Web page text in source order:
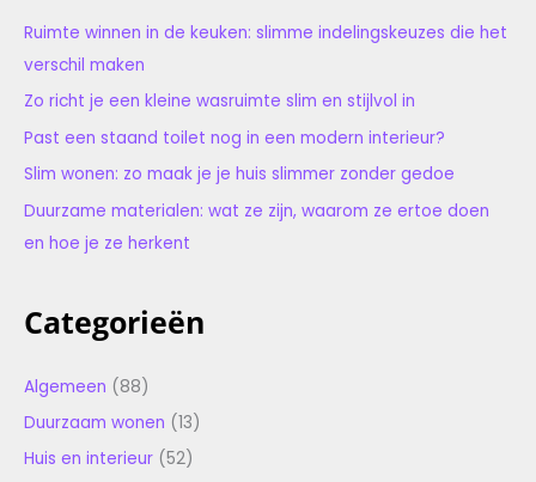
Ruimte winnen in de keuken: slimme indelingskeuzes die het
verschil maken
Zo richt je een kleine wasruimte slim en stijlvol in
Past een staand toilet nog in een modern interieur?
Slim wonen: zo maak je je huis slimmer zonder gedoe
Duurzame materialen: wat ze zijn, waarom ze ertoe doen
en hoe je ze herkent
Categorieën
Algemeen (88)
Duurzaam wonen (13)
Huis en interieur (52)